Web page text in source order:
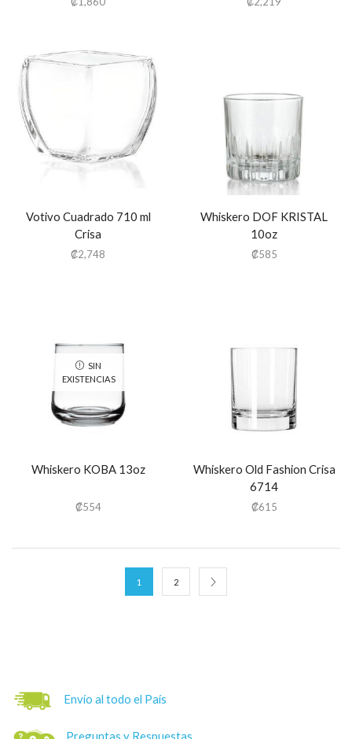
Votivo Cuadrado 710 ml
Crisa
₡2,748
Whiskero DOF KRISTAL
10oz
₡585
SIN
EXISTENCIAS
Whiskero KOBA 13oz
₡554
Whiskero Old Fashion Crisa
6714
₡615
1 2
Envío al todo el País
Preguntas y Respuestas